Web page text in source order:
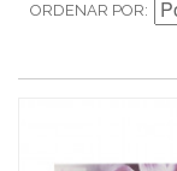
ORDENAR POR